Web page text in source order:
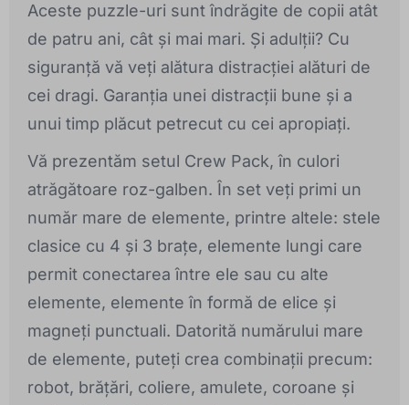
Aceste puzzle-uri sunt îndrăgite de copii atât
de patru ani, cât și mai mari. Și adulții? Cu
siguranță vă veți alătura distracției alături de
cei dragi. Garanția unei distracții bune și a
unui timp plăcut petrecut cu cei apropiați.
Vă prezentăm setul Crew Pack, în culori
atrăgătoare roz-galben. În set veți primi un
număr mare de elemente, printre altele: stele
clasice cu 4 și 3 brațe, elemente lungi care
permit conectarea între ele sau cu alte
elemente, elemente în formă de elice și
magneți punctuali. Datorită numărului mare
de elemente, puteți crea combinații precum:
robot, brățări, coliere, amulete, coroane și